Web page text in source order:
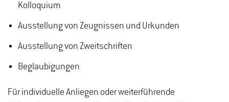
Kolloquium
Ausstellung von Zeugnissen und Urkunden
Ausstellung von Zweitschriften
Beglaubigungen
Für individuelle Anliegen oder weiterführende